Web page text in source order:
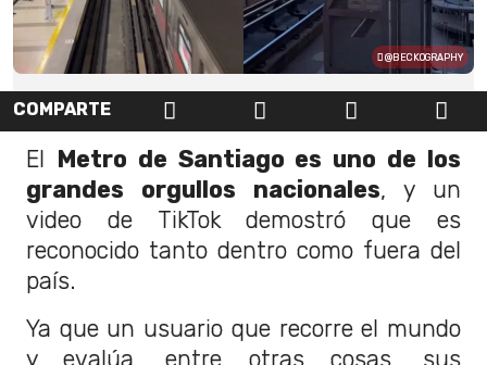
@BECKOGRAPHY
COMPARTE
El Metro de Santiago es uno de los
grandes orgullos nacionales, y un
video de TikTok demostró que es
reconocido tanto dentro como fuera del
país.
Ya que un usuario que recorre el mundo
y evalúa, entre otras cosas, sus